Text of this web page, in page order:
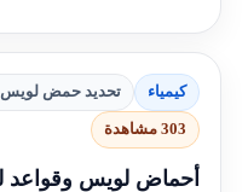
كيمياء تحديد حمض لويس
303 مشاهدة
أحماض لويس وقواعد